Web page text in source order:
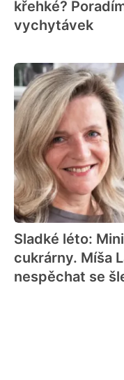
křehké?
vychytávek
Sladké léto:
cukrárny. Míša
nespěchat se